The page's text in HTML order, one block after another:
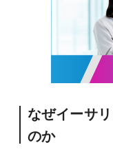
なぜイーサ
のか